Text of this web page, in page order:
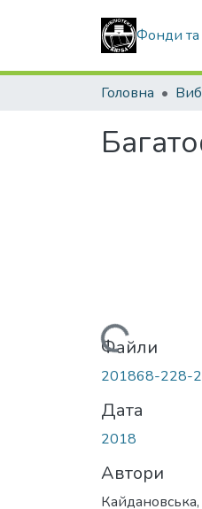
Фонди та
Головна
Вантажиться...
Файли
201868-228-
Дата
2018
Автори